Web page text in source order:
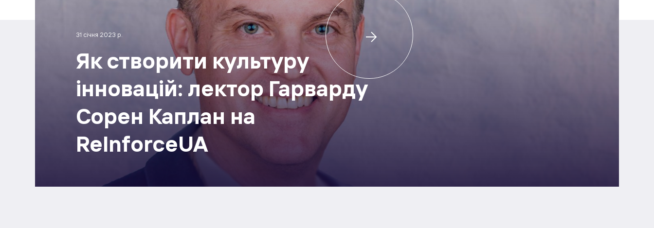
31 січня 2023 р.
Як створити культуру
інновацій: лектор Гарварду
Сорен Каплан на
ReInforceUA